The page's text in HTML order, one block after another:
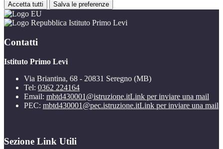
Accetta tutti Salva le preferenze
Istituto Primo Levi
Contatti
Istituto Primo Levi
Via Briantina, 68 - 20831 Seregno (MB)
Tel: 0362 224164
Email: mbtd430001@istruzione.itLink per inviare una mail
PEC: mbtd430001@pec.istruzione.itLink per inviare una mail
Sezione Link Utili